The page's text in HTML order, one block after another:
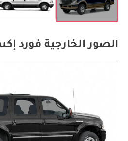
الصور الخارجية فورد